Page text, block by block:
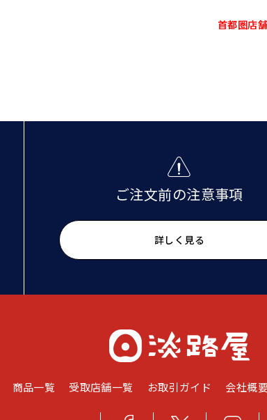
首都圏店
ご注文前の注意事項
詳しく見る
商品一覧 受取店舗一覧 お取引ガイド 会社概